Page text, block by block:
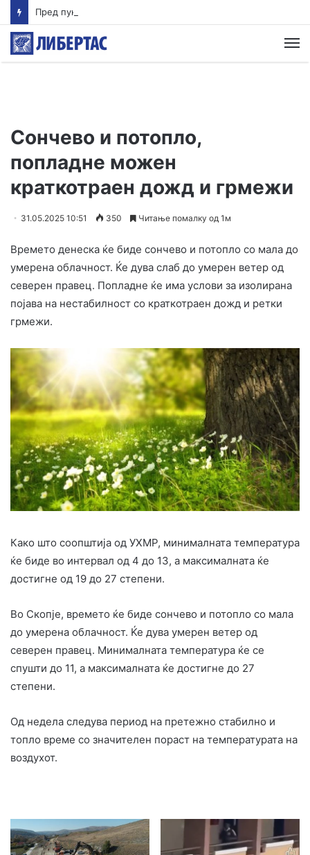
Сончево и потопло,
попладне можен
краткотраен дожд и грмежи
31.05.2025 10:51 350 Читање помалку од 1м
Времето денеска ќе биде сончево и потопло со мала до
умерена облачност. Ќе дува слаб до умерен ветер од
северен правец. Попладне ќе има услови за изолирана
појава на нестабилност со краткотраен дожд и ретки
грмежи.
Како што соопштија од УХМР, минималната температура
ќе биде во интервал од 4 до 13, а максималната ќе
достигне од 19 до 27 степени.
Во Скопје, времето ќе биде сончево и потопло со мала
до умерена облачност. Ќе дува умерен ветер од
северен правец. Минималната температура ќе се
спушти до 11, а максималната ќе достигне до 27
степени.
Од недела следува период на претежно стабилно и
топло време со значителен пораст на температурата на
воздухот.